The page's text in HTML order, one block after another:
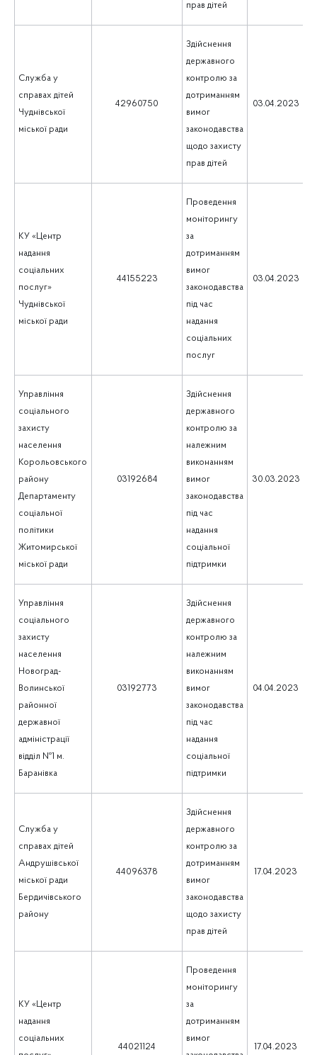
прав дітей
Служба у
справах дітей
Чуднівської
міської ради
42960750
Здійснення
державного
контролю за
дотриманням
вимог
законодавства
щодо захисту
прав дітей
03.04.2023
КУ «Центр
надання
соціальних
послуг»
Чуднівської
міської ради
44155223
Проведення
моніторингу
за
дотриманням
вимог
законодавства
під час
надання
соціальних
послуг
03.04.2023
Управління
соціального
захисту
населення
Корольовського
району
Департаменту
соціальної
політики
Житомирської
міської ради
03192684
Здійснення
державного
контролю за
належним
виконанням
вимог
законодавства
під час
надання
соціальної
підтримки
30.03.2023
Управління
соціального
захисту
населення
Новоград-
Волинської
районної
державної
адміністрації
відділ №1 м.
Баранівка
03192773
Здійснення
державного
контролю за
належним
виконанням
вимог
законодавства
під час
надання
соціальної
підтримки
04.04.2023
Служба у
справах дітей
Андрушівської
міської ради
Бердичівського
району
44096378
Здійснення
державного
контролю за
дотриманням
вимог
законодавства
щодо захисту
прав дітей
17.04.2023
КУ «Центр
надання
соціальних
44021124
Проведення
моніторингу
за
дотриманням
вимог
17.04.2023